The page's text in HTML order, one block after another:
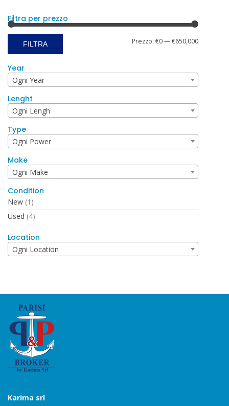
Filtra per prezzo
Prezzo
Prezzo
FILTRA Prezzo: €0—€650,000
Year
Ogni Year
Lenght
Ogni Lengh
Type
Ogni Power
Make
Ogni Make
Condition
New (1)
Used (4)
Location
Ogni Location
Karima srl